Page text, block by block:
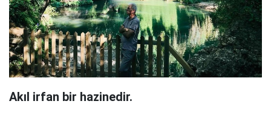
Akıl irfan bir hazinedir.